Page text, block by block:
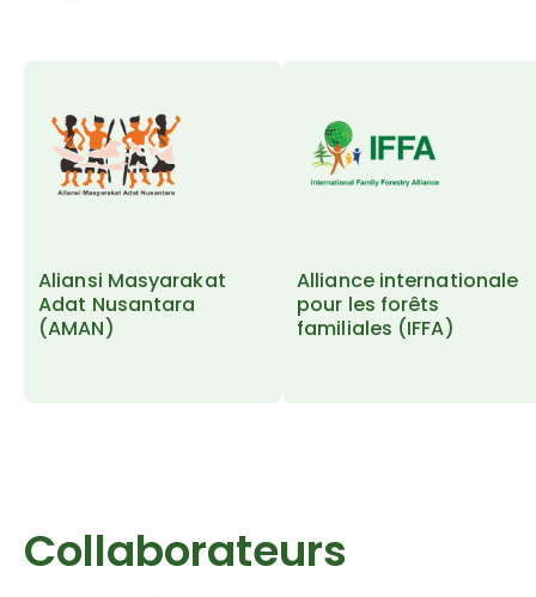
Aliansi Masyarakat
Adat Nusantara
(AMAN)
Alliance internationale
pour les forêts
familiales (IFFA)
Collaborateurs